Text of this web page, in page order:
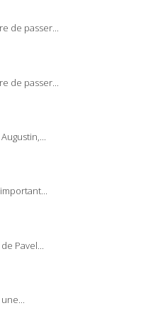
de passer...
de passer...
Pavel...